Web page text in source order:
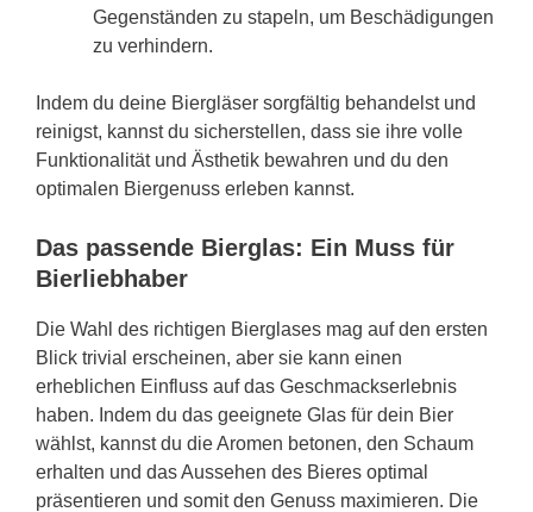
Gegenständen zu stapeln, um Beschädigungen
zu verhindern.
Indem du deine Biergläser sorgfältig behandelst und
reinigst, kannst du sicherstellen, dass sie ihre volle
Funktionalität und Ästhetik bewahren und du den
optimalen Biergenuss erleben kannst.
Das passende Bierglas: Ein Muss für
Bierliebhaber
Die Wahl des richtigen Bierglases mag auf den ersten
Blick trivial erscheinen, aber sie kann einen
erheblichen Einfluss auf das Geschmackserlebnis
haben. Indem du das geeignete Glas für dein Bier
wählst, kannst du die Aromen betonen, den Schaum
erhalten und das Aussehen des Bieres optimal
präsentieren und somit den Genuss maximieren. Die